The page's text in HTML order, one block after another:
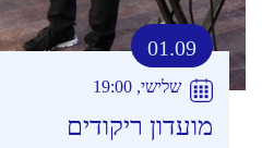
01.09
שלישי, 19:00
מועדון ריקודים